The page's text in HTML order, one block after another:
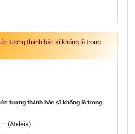
tượng thánh bác sĩ khổng lồ trong
tượng thánh bác sĩ khổng lồ trong
– (Ateleia)